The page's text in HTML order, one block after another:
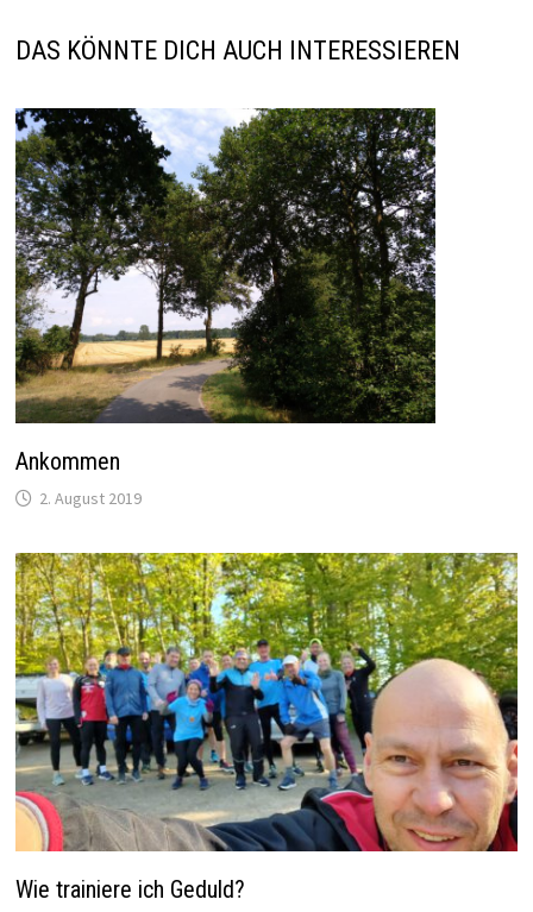
DAS KÖNNTE DICH AUCH INTERESSIEREN
Ankommen
2. August 2019
Wie trainiere ich Geduld?